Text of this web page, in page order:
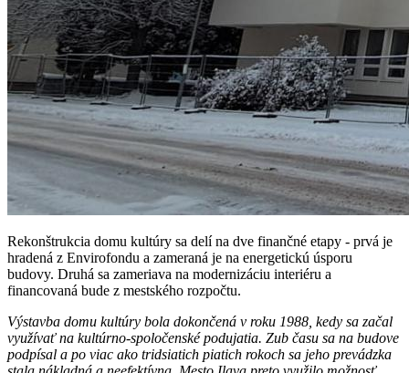
Rekonštrukcia domu kultúry sa delí na dve finančné etapy - prvá je
hradená z Envirofondu a zameraná je na energetickú úsporu
budovy. Druhá sa zameriava na modernizáciu interiéru a
financovaná bude z mestského rozpočtu.
Výstavba domu kultúry bola dokončená v roku 1988, kedy sa začal
využívať na kultúrno-spoločenské podujatia. Zub času sa na budove
podpísal a po viac ako tridsiatich piatich rokoch sa jeho prevádzka